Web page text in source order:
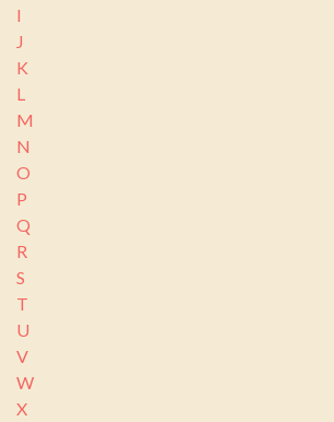
I
J
K
L
M
N
O
P
Q
R
S
T
U
V
W
X